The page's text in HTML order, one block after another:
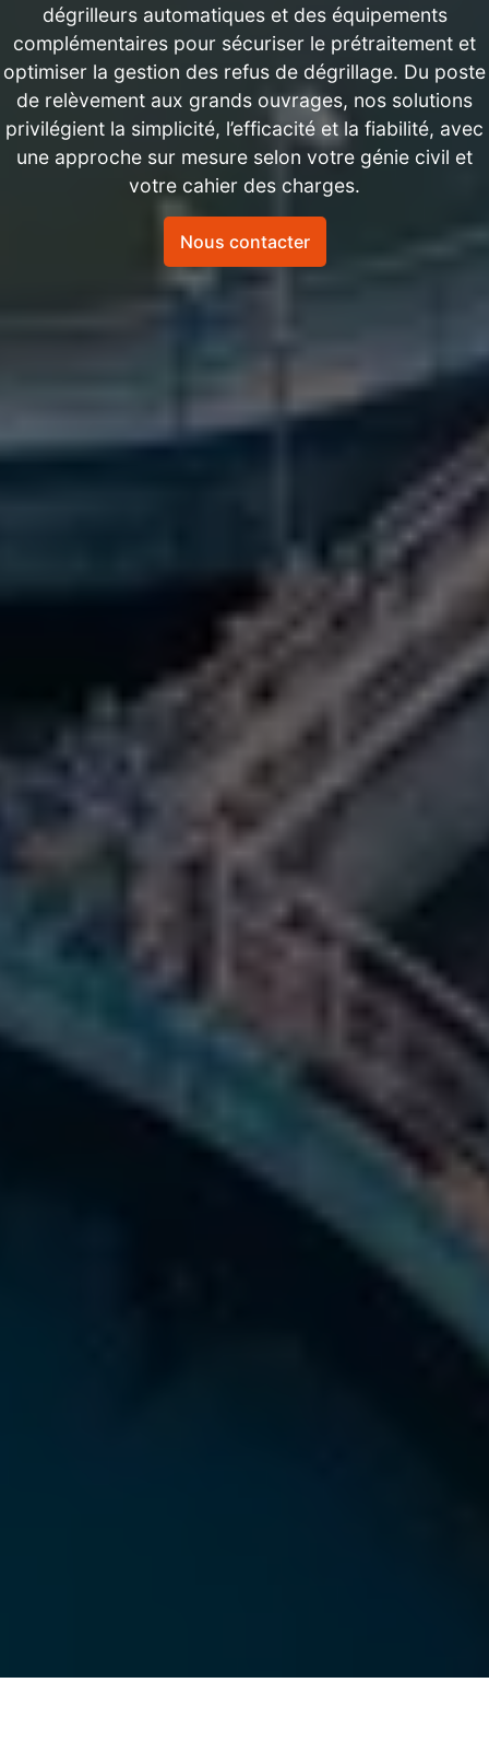
dégrilleurs automatiques et des équipements
complémentaires pour sécuriser le prétraitement et
optimiser la gestion des refus de dégrillage. Du poste
de relèvement aux grands ouvrages, nos solutions
privilégient la simplicité, l’efficacité et la fiabilité, avec
une approche sur mesure selon votre génie civil et
votre cahier des charges.
Nous contacter